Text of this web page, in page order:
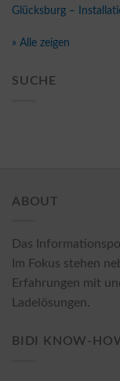
Glücksburg –
» Alle zeigen
SUCHE
ABOUT
Das
Im Fokus stehen
Erfahrungen mit
Ladelösungen.
BIDI KNOW-